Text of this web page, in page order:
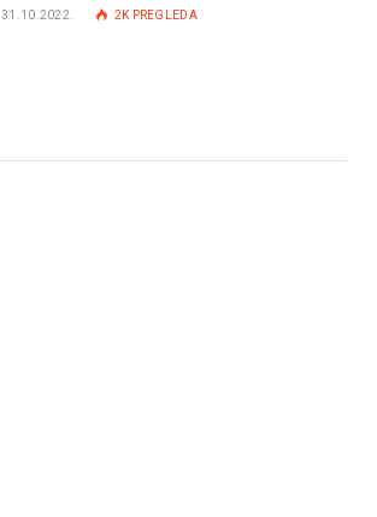
31.10.2022. 2K PREGLEDA